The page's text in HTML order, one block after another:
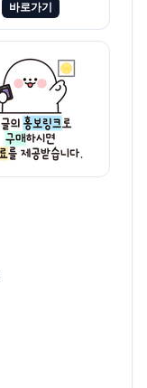
바로가기